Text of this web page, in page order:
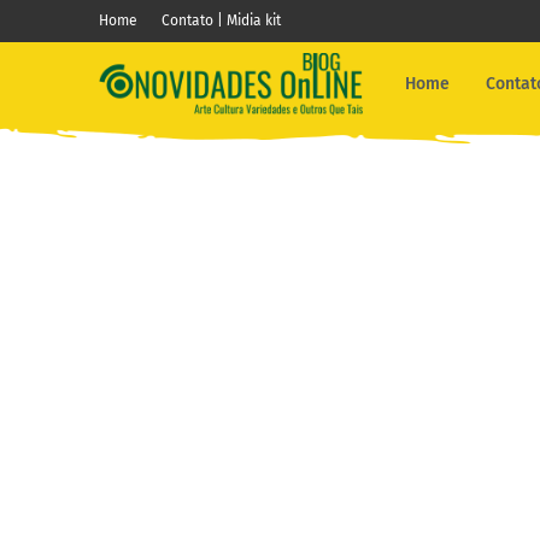
Home Contato | Midia kit
Home